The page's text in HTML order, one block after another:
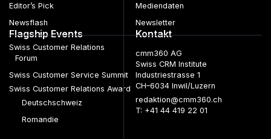
Editor’s Pick
Newsflash
Mediendaten
Newsletter
Flagship Events
Swiss Customer Relations
Forum
Swiss Customer Service Summit
Swiss Customer Relations Award
Deutschschweiz
Romandie
Kontakt
cmm360 AG
Swiss CRM Institute
Industriestrasse 1
CH–6034 Inwil/Luzern
redaktion@cmm360.ch
T: +41 44 419 22 01